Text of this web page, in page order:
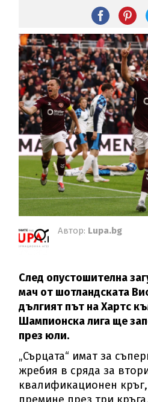
Автор: Lupa.bg
След опустошителна
мач от шотландската
дългият път на Хартс
Шампионска лига ще
през юли.
„Сърцата“ имат за
жребия в сряда за
квалификационен